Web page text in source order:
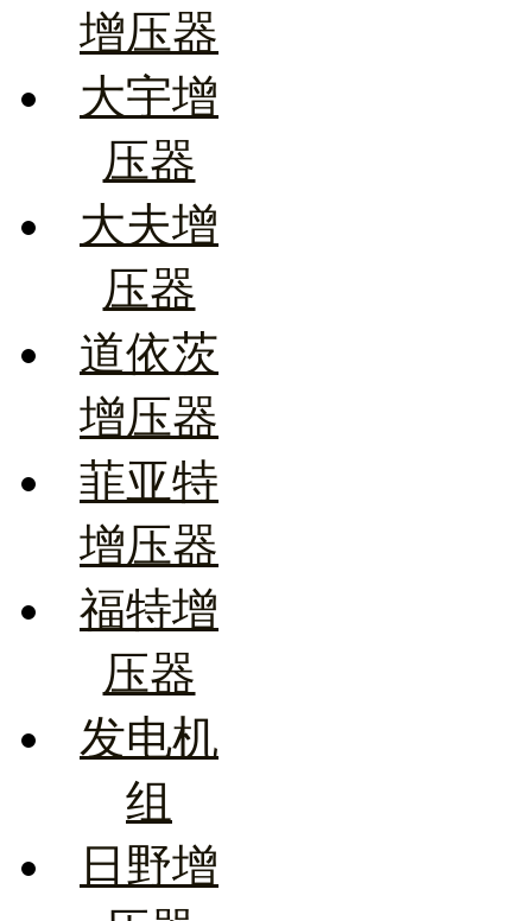
增压器
大宇增
压器
大夫增
压器
道依茨
增压器
菲亚特
增压器
福特增
压器
发电机
组
日野增